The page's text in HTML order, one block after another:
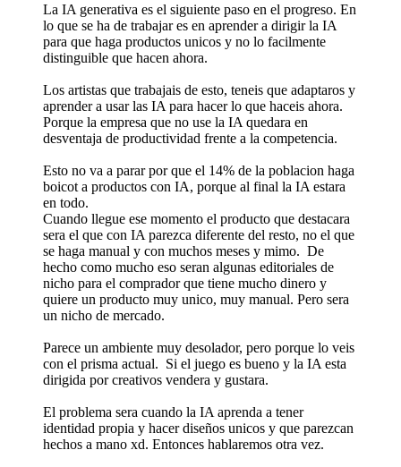
La IA generativa es el siguiente paso en el progreso. En
lo que se ha de trabajar es en aprender a dirigir la IA
para que haga productos unicos y no lo facilmente
distinguible que hacen ahora.
Los artistas que trabajais de esto, teneis que adaptaros y
aprender a usar las IA para hacer lo que haceis ahora.
Porque la empresa que no use la IA quedara en
desventaja de productividad frente a la competencia.
Esto no va a parar por que el 14% de la poblacion haga
boicot a productos con IA, porque al final la IA estara
en todo.
Cuando llegue ese momento el producto que destacara
sera el que con IA parezca diferente del resto, no el que
se haga manual y con muchos meses y mimo. De
hecho como mucho eso seran algunas editoriales de
nicho para el comprador que tiene mucho dinero y
quiere un producto muy unico, muy manual. Pero sera
un nicho de mercado.
Parece un ambiente muy desolador, pero porque lo veis
con el prisma actual. Si el juego es bueno y la IA esta
dirigida por creativos vendera y gustara.
El problema sera cuando la IA aprenda a tener
identidad propia y hacer diseños unicos y que parezcan
hechos a mano xd. Entonces hablaremos otra vez.